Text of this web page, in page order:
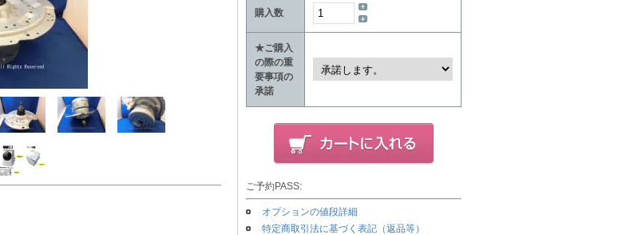
購入数
★ご購入
の際の重
要事項の
承諾
ご予約PASS:
オプションの値段詳細
特定商取引法に基づく表記（返品等）